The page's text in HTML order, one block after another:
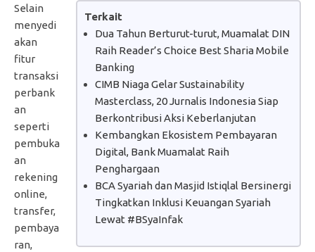
Terkait
Dua Tahun Berturut-turut, Muamalat DIN
Raih Reader’s Choice Best Sharia Mobile
Banking
CIMB Niaga Gelar Sustainability
Masterclass, 20 Jurnalis Indonesia Siap
Berkontribusi Aksi Keberlanjutan
Kembangkan Ekosistem Pembayaran
Digital, Bank Muamalat Raih
Penghargaan
BCA Syariah dan Masjid Istiqlal Bersinergi
Tingkatkan Inklusi Keuangan Syariah
Lewat #BSyaInfak
Selain
menyedi
akan
fitur
transaksi
perbank
an
seperti
pembuka
an
rekening
online,
transfer,
pembaya
ran,